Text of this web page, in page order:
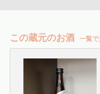
この蔵元のお酒 一覧で